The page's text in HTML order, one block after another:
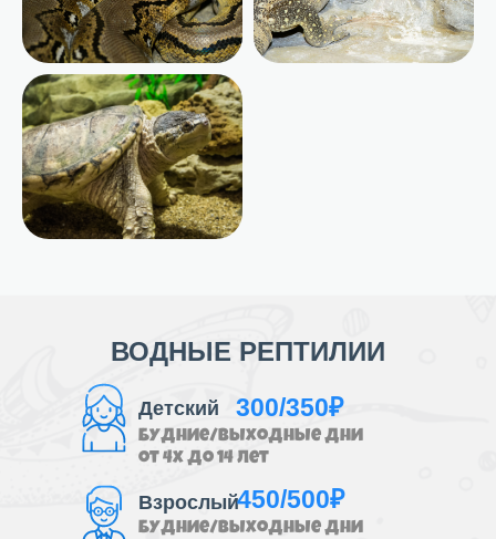
ВОДНЫЕ РЕПТИЛИИ
Детский
от 4х до 14 лет
Взрослый
300/350₽
450/500₽
Будние/выходные дни
Будние/выходные дни